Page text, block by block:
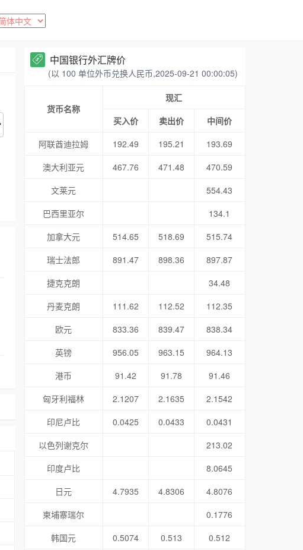
中国银行外汇牌价
(以 100 单位外币兑换人民币,2025-09-21 00:00:05)
货币名称
现汇
买入价
卖出价
中间价
阿联酋迪拉姆
192.49 195.21
193.69
澳大利亚元
467.76 471.48
470.59
文莱元
554.43
巴西里亚尔
134.1
加拿大元
514.65 518.69
515.74
瑞士法郎
891.47 898.36
897.87
捷克克朗
34.48
丹麦克朗
111.62 112.52
112.35
欧元
833.36 839.47
838.34
英镑
956.05 963.15
964.13
港币
91.42 91.78
91.46
匈牙利福林
2.1207 2.1635
2.1542
印尼卢比
0.0425 0.0433
0.0431
以色列谢克尔
213.02
印度卢比
8.0645
日元
4.7935 4.8306
4.8076
柬埔寨瑞尔
0.1776
韩国元
0.5074 0.513
0.512